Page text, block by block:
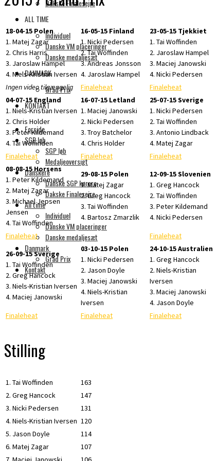
Dakske Finalesejre
ALL TIME
Individuel
Danske VM placeringer
Danske medaljesæt
DANMARK
Grad Prix
KONTAKT
Forside
SGP løb
SGP løb
Medaljeoversigt
Danskere
Danske SGP kørere
Dakske Finalesejre
All time
Individuel
Danske VM placeringer
Danske medaljesæt
Danmark
Grad Prix
Kontakt
18-04-15 Polen
1. Matej Zagar
2. Chris Harris
3. Jaroslaw Hampel
4. Niels-Kristian Iversen
16-05-15 Finland
1. Nicki Pedersen
2. Tai Woffinden
3. Andreas Jonsson
4. Jaroslaw Hampel
23-05-15 Tjekkiet
1. Tai Woffinden
2. Jaroslaw Hampel
3. Maciej Janowski
4. Nicki Pedersen
Ingen video tilgængelig
Finaleheat
Finaleheat
04-07-15 England
1. Niels-Kristian Iversen
2. Chris Holder
3. Peter Kildemand
4. Tai Woffinden
16-07-15 Letland
1. Maciej Janowski
2. Nicki Pedersen
3. Troy Batchelor
4. Chris Holder
25-07-15 Sverige
1. Nicki Pedersen
2. Tai Woffinden
3. Antonio Lindback
4. Matej Zagar
Finaleheat
Finaleheat
Finaleheat
08-08-15 Horsens
1. Peter Kildemand
2. Matej Zagar
3. Michael Jepsen
Jensen
4. Tai Woffinden
29-08-15 Polen
1. Matej Zagar
2. Greg Hancock
3. Tai Woffinden
4. Bartosz Zmarzlik
12-09-15 Slovenien
1. Greg Hancock
2. Tai Woffinden
3. Peter Kildemand
4. Nicki Pedersen
Finaleheat
Finaleheat
26-09-15 Sverige
1. Tai Woffinden
2. Greg Hancock
3. Niels-Kristian Iversen
4. Maciej Janowski
03-10-15 Polen
1. Nicki Pedersen
2. Jason Doyle
3. Maciej Janowski
4. Niels-Kristian
Iversen
24-10-15 Australien
1. Greg Hancock
2. Niels-Kristian
Iversen
3. Maciej Janowski
4. Jason Doyle
Finaleheat
Finaleheat Finaleheat
Stilling
1. Tai Woffinden
163
2. Greg Hancock
147
3. Nicki Pedersen
131
4. Niels-Kristian Iversen 120
5. Jason Doyle
114
6. Matej Zagar
107